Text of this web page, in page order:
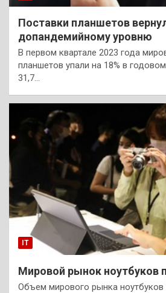
Поставки планшетов
допандемийному уровню
В первом квартале 2023 года
планшетов упали на 18% в
31,7…
IT
Мировой рынок ноутбуков
Объем мирового рынка ноутбуков